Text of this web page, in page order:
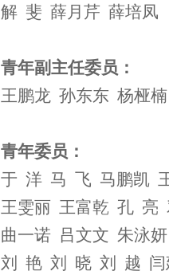
解 斐 薛月芹 薛培凤
青年副主任委员：
王鹏龙 孙东东 杨桠楠
青年委员：
于 洋 马 飞 马鹏凯
王雯丽 王富乾 孔 亮
曲一诺 吕文文 朱泳
刘 艳 刘 晓 刘 越 闫